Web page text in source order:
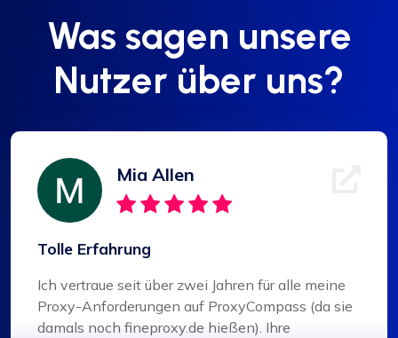
Was sagen unsere
Nutzer über uns?
Mia Allen
Tolle Erfahrung
Ich vertraue seit über zwei Jahren für alle meine
Proxy-Anforderungen auf ProxyCompass (da sie
damals noch fineproxy.de hießen). Ihre